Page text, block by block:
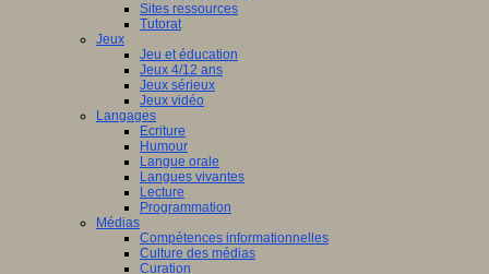
Sites ressources
Tutorat
Jeux
Jeu et éducation
Jeux 4/12 ans
Jeux sérieux
Jeux vidéo
Langages
Ecriture
Humour
Langue orale
Langues vivantes
Lecture
Programmation
Médias
Compétences informationnelles
Culture des médias
Curation